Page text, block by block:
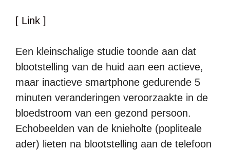
[ Link ]
Een kleinschalige studie toonde aan dat
blootstelling van de huid aan een actieve,
maar inactieve smartphone gedurende 5
minuten veranderingen veroorzaakte in de
bloedstroom van een gezond persoon.
Echobeelden van de knieholte (popliteale
ader) lieten na blootstelling aan de telefoon